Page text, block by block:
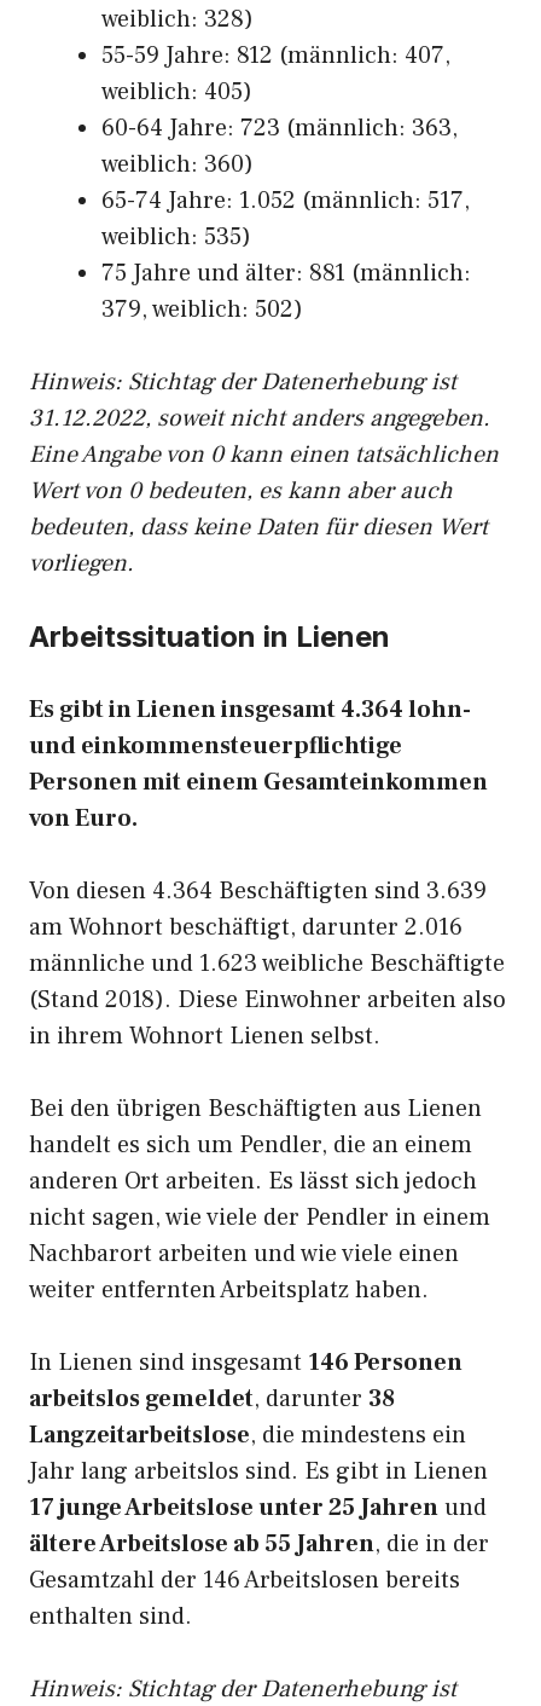
weiblich: 328)
55-59 Jahre: 812 (männlich: 407,
weiblich: 405)
60-64 Jahre: 723 (männlich: 363,
weiblich: 360)
65-74 Jahre: 1.052 (männlich: 517,
weiblich: 535)
75 Jahre und älter: 881 (männlich:
379, weiblich: 502)
Hinweis: Stichtag der Datenerhebung ist
31.12.2022, soweit nicht anders angegeben.
Eine Angabe von 0 kann einen tatsächlichen
Wert von 0 bedeuten, es kann aber auch
bedeuten, dass keine Daten für diesen Wert
vorliegen.
Arbeitssituation in Lienen
Es gibt in Lienen insgesamt 4.364 lohn-
und einkommensteuerpflichtige
Personen mit einem Gesamteinkommen
von Euro.
Von diesen 4.364 Beschäftigten sind 3.639
am Wohnort beschäftigt, darunter 2.016
männliche und 1.623 weibliche Beschäftigte
(Stand 2018). Diese Einwohner arbeiten also
in ihrem Wohnort Lienen selbst.
Bei den übrigen Beschäftigten aus Lienen
handelt es sich um Pendler, die an einem
anderen Ort arbeiten. Es lässt sich jedoch
nicht sagen, wie viele der Pendler in einem
Nachbarort arbeiten und wie viele einen
weiter entfernten Arbeitsplatz haben.
In Lienen sind insgesamt 146 Personen
arbeitslos gemeldet, darunter 38
Langzeitarbeitslose, die mindestens ein
Jahr lang arbeitslos sind. Es gibt in Lienen
17 junge Arbeitslose unter 25 Jahrenund
ältere Arbeitslose ab 55 Jahren, die in der
Gesamtzahl der 146 Arbeitslosen bereits
enthalten sind.
Hinweis: Stichtag der Datenerhebung ist